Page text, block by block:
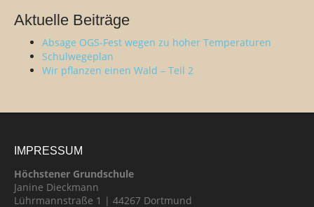
Aktuelle Beiträge
Absage OGS-Fest wegen zu hoher Temperaturen
Schulwegeplan
Wir pflanzen einen Wald – Teil 2
IMPRESSUM
Höchstener Grundschule
Janine Dieckmann
Lührmannstraße 1 | 44267 Dortmund